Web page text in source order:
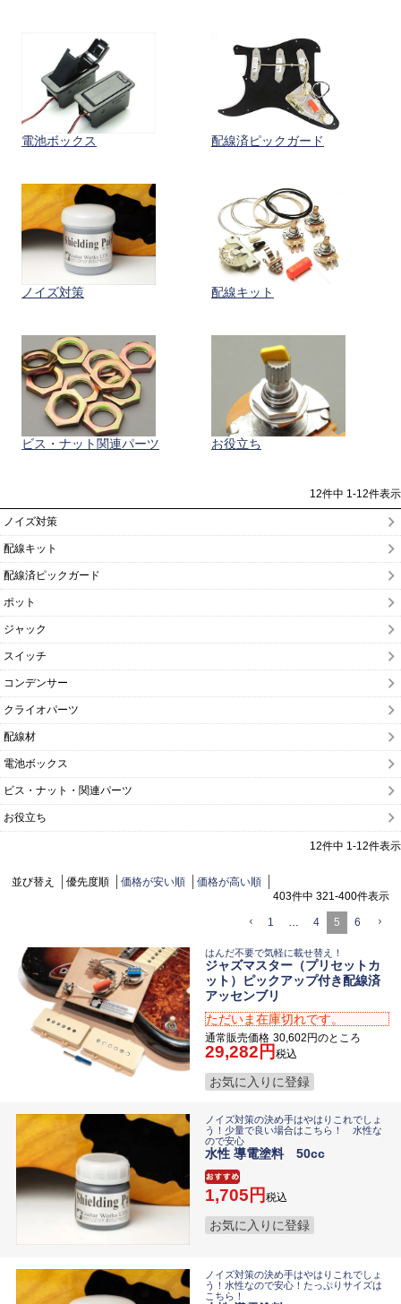
電池ボックス 配線済ピックガード
ノイズ対策 配線キット
ビス・ナット関連パーツ お役立ち
12件中 1-12件表示
ノイズ対策
配線キット
配線済ピックガード
ポット
ジャック
スイッチ
コンデンサー
クライオパーツ
配線材
電池ボックス
ビス・ナット・関連パーツ
お役立ち
12件中 1-12件表示
並び替え 優先度順 価格が安い順
価格が高い順
403件中 321-400件表示
1 … 4 5 6
はんだ不要で気軽に載せ替え！
ジャズマスター（プリセットカ
ット）ピックアップ付き配線済
アッセンブリ
ただいま在庫切れです。
通常販売価格 30,602 のところ
29,282 税込
お気に入りに登録
ノイズ対策の決め手はやはりこれでしょ
う！少量で良い場合はこちら！ 水性な
ので安心
水性 導電塗料 50cc
1,705 税込
お気に入りに登録
ノイズ対策の決め手はやはりこれでしょ
う！水性なので安心！たっぷりサイズは
こちら！